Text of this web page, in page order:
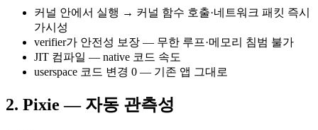
커널 안에서 실행 → 커널 함수 호출·네트워크 패킷 즉시
가시성
verifier가 안전성 보장 — 무한 루프·메모리 침범 불가
JIT 컴파일 — native 코드 속도
userspace 코드 변경 0 — 기존 앱 그대로
2. Pixie — 자동 관측성